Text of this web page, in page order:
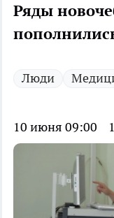
Ряды
Люди
10 июня 09:00